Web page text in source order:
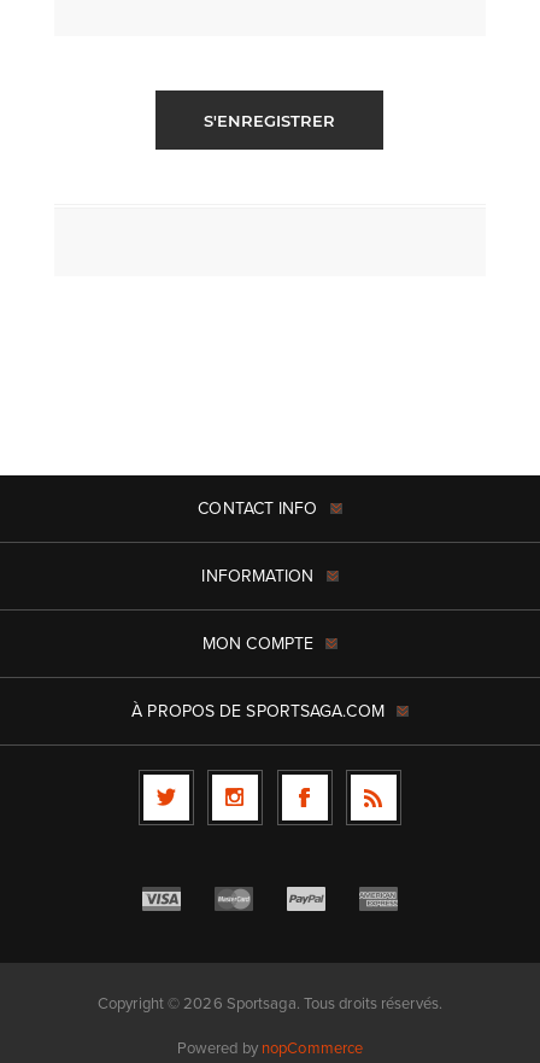
S'ENREGISTRER
CONTACT INFO
INFORMATION
MON COMPTE
À PROPOS DE SPORTSAGA.COM
Copyright © 2026 Sportsaga. Tous droits réservés.
Powered by nopCommerce